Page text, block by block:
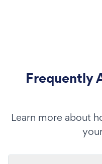
Frequently
Learn more about